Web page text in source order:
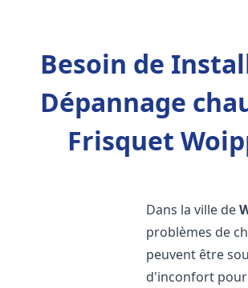
Besoin de
Dépannage
Frisquet
Dans la ville de
problèmes de
peuvent être
d'inconfort